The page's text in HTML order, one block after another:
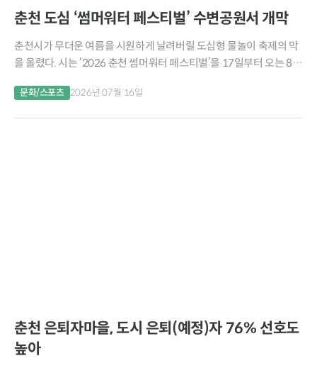
춘천 도심 ‘썸머워터 페스티벌’ 수변공원서 개막
춘천시가 무더운 여름을 시원하게 날려버릴 도심형 물놀이 축제의 막
을 올렸다. 시는 ‘2026 춘천 썸머워터 페스티벌’을 17일부터 오는 8월
시간은 오전 10시부터 오후 5시까지로...
문화/스포츠 2026년 07월 16일
춘천 은퇴자마을, 도시 은퇴(예정)자 76% 선호도
높아